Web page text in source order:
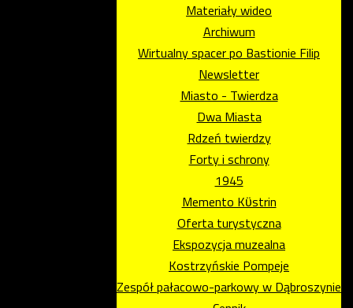
Materiały wideo
Archiwum
Wirtualny spacer po Bastionie Filip
Newsletter
Miasto - Twierdza
Dwa Miasta
Rdzeń twierdzy
Forty i schrony
1945
Memento Kϋstrin
Oferta turystyczna
Ekspozycja muzealna
Kostrzyńskie Pompeje
Zespół pałacowo-parkowy w Dąbroszynie